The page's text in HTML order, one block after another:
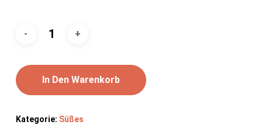
In Den Warenkorb
Kategorie: Süßes